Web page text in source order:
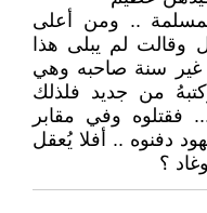
.. ومن أعلى
وقالت لم يبلى هذا
غير سنة صاحبه وهي
من جديد فلذلك
فقتلوه وفي مقابر
دفنوه .. أفلا يُعقل
؟